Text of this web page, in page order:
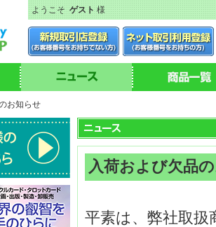
ようこそゲスト様
お知らせ
入荷および欠品
平素は、弊社取